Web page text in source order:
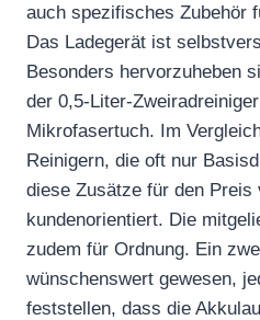
auch spezifisches Zubehör
Das Ladegerät ist
Besonders hervorzuheben
der 0,5-Liter-
Mikrofasertuch. Im
Reinigern, die oft nur
diese Zusätze für den Preis
kundenorientiert. Die
zudem für Ordnung. Ein
wünschenswert gewesen,
feststellen, dass die